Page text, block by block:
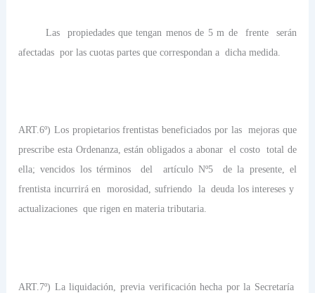
Las propiedades que tengan menos de 5 m de frente
serán
afectadas por las cuotas partes que correspondan a dicha medida.
ART.6º) Los propietarios frentistas beneficiados por las
mejoras que
prescribe esta Ordenanza, están obligados a abonar
el costo
total de
ella; vencidos los términos
del artículo Nº5
de la presente, el
frentista incurrirá en
morosidad, sufriendo la deuda los intereses y
actualizaciones que rigen en materia tributaria.
ART.7º) La liquidación, previa verificación hecha por la Secretaría